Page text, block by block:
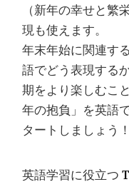
（新年の幸せと繁
現も使えます。
年末年始に関連す
語でどう表現する
期をより楽しむこ
年の抱負」を英語
タートしましょう！
英語学習に役立つ